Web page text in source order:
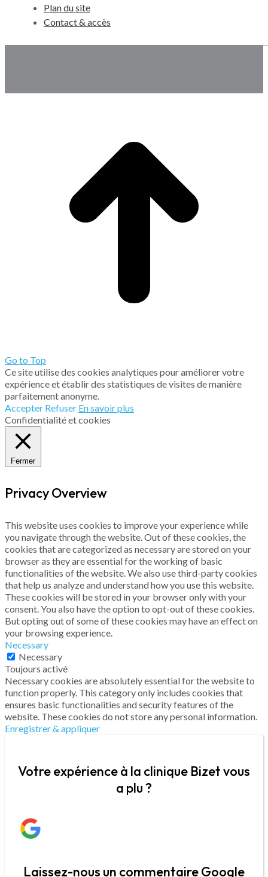
Plan du site
Contact & accès
Go to Top
Ce site utilise des cookies analytiques pour améliorer votre
expérience et établir des statistiques de visites de manière
parfaitement anonyme.
Accepter Refuser En savoir plus
Confidentialité et cookies
Fermer
Privacy Overview
This website uses cookies to improve your experience while
you navigate through the website. Out of these cookies, the
cookies that are categorized as necessary are stored on your
browser as they are essential for the working of basic
functionalities of the website. We also use third-party cookies
that help us analyze and understand how you use this website.
These cookies will be stored in your browser only with your
consent. You also have the option to opt-out of these cookies.
But opting out of some of these cookies may have an effect on
your browsing experience.
Necessary
Necessary
Toujours activé
Necessary cookies are absolutely essential for the website to
function properly. This category only includes cookies that
ensures basic functionalities and security features of the
website. These cookies do not store any personal information.
Enregistrer & appliquer
Votre expérience à la clinique Bizet vous
a plu ?
Laissez-nous un commentaire Google